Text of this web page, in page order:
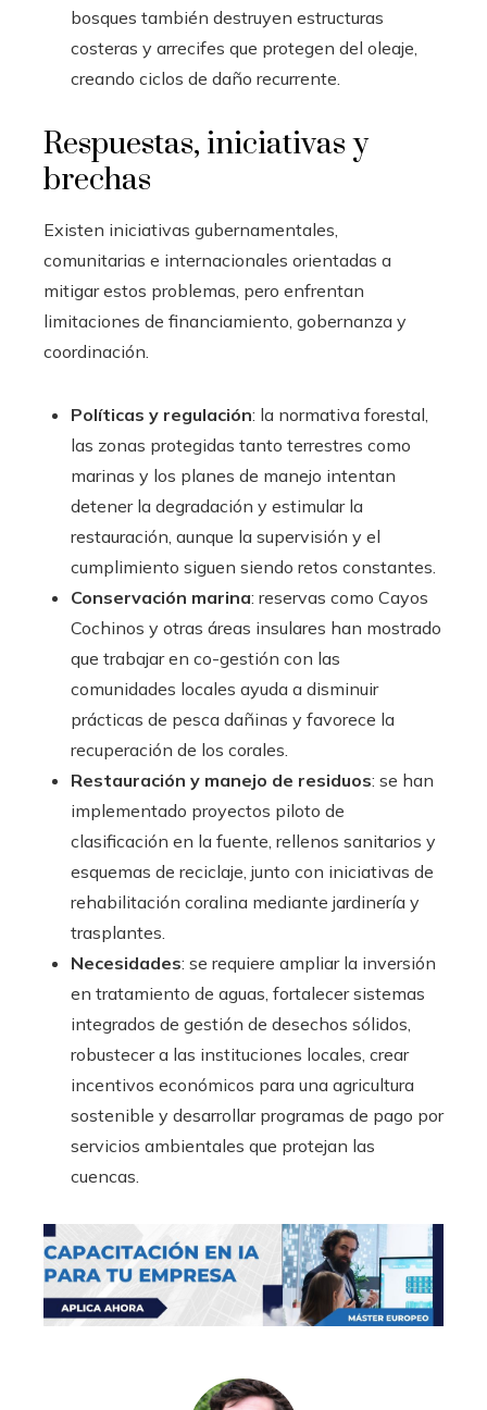
bosques también destruyen estructuras
costeras y arrecifes que protegen del oleaje,
creando ciclos de daño recurrente.
Respuestas, iniciativas y
brechas
Existen iniciativas gubernamentales,
comunitarias e internacionales orientadas a
mitigar estos problemas, pero enfrentan
limitaciones de financiamiento, gobernanza y
coordinación.
Políticas y regulación: la normativa forestal,
las zonas protegidas tanto terrestres como
marinas y los planes de manejo intentan
detener la degradación y estimular la
restauración, aunque la supervisión y el
cumplimiento siguen siendo retos constantes.
Conservación marina: reservas como Cayos
Cochinos y otras áreas insulares han mostrado
que trabajar en co-gestión con las
comunidades locales ayuda a disminuir
prácticas de pesca dañinas y favorece la
recuperación de los corales.
Restauración y manejo de residuos: se han
implementado proyectos piloto de
clasificación en la fuente, rellenos sanitarios y
esquemas de reciclaje, junto con iniciativas de
rehabilitación coralina mediante jardinería y
trasplantes.
Necesidades: se requiere ampliar la inversión
en tratamiento de aguas, fortalecer sistemas
integrados de gestión de desechos sólidos,
robustecer a las instituciones locales, crear
incentivos económicos para una agricultura
sostenible y desarrollar programas de pago por
servicios ambientales que protejan las
cuencas.